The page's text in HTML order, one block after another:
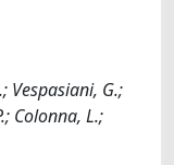
Vespasiani, G.;
Colonna, L.;